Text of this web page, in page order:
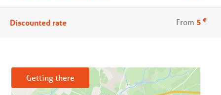
Discounted rate From 5 €
Getting there